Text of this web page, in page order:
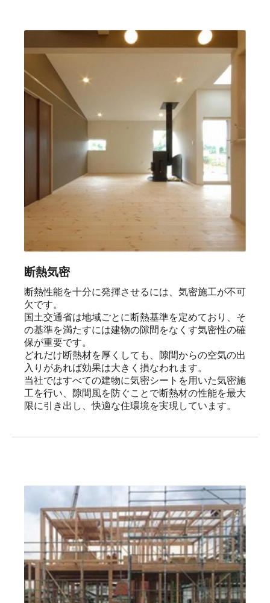
断熱気密
断熱性能を十分に発揮させるには、気密施工が不可
欠です。
国土交通省は地域ごとに断熱基準を定めており、そ
の基準を満たすには建物の隙間をなくす気密性の確
保が重要です。
どれだけ断熱材を厚くしても、隙間からの空気の出
入りがあれば効果は大きく損なわれます。
当社ではすべての建物に気密シートを用いた気密施
工を行い、隙間風を防ぐことで断熱材の性能を最大
限に引き出し、快適な住環境を実現しています。